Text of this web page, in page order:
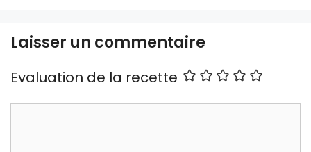
Laisser un commentaire
Evaluation de la recette